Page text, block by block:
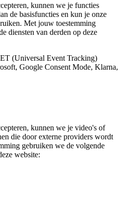
kunnen we je functies
de basisfuncties en kun je onze
Met jouw toestemming
diensten van derden op deze
(Universal Event Tracking)
Google Consent Mode, Klarna,
kunnen we je video's of
die door externe providers wordt
gebruiken we de volgende
website: